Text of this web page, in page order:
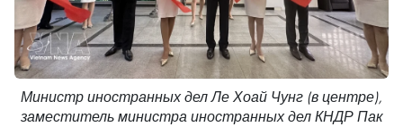
Министр иностранных дел Ле Хоай Чунг (в центре),
заместитель министра иностранных дел КНДР Пак